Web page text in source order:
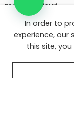
mărturii, plicuri.
💬 Scrie pe
In order to
experience, our
this site,